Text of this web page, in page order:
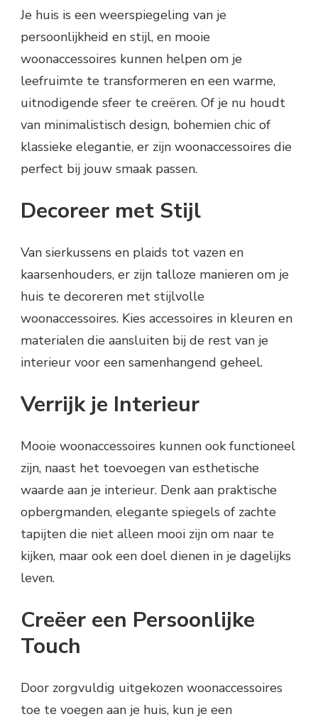
Je huis is een weerspiegeling van je
persoonlijkheid en stijl, en mooie
woonaccessoires kunnen helpen om je
leefruimte te transformeren en een warme,
uitnodigende sfeer te creëren. Of je nu houdt
van minimalistisch design, bohemien chic of
klassieke elegantie, er zijn woonaccessoires die
perfect bij jouw smaak passen.
Decoreer met Stijl
Van sierkussens en plaids tot vazen en
kaarsenhouders, er zijn talloze manieren om je
huis te decoreren met stijlvolle
woonaccessoires. Kies accessoires in kleuren en
materialen die aansluiten bij de rest van je
interieur voor een samenhangend geheel.
Verrijk je Interieur
Mooie woonaccessoires kunnen ook functioneel
zijn, naast het toevoegen van esthetische
waarde aan je interieur. Denk aan praktische
opbergmanden, elegante spiegels of zachte
tapijten die niet alleen mooi zijn om naar te
kijken, maar ook een doel dienen in je dagelijks
leven.
Creëer een Persoonlijke
Touch
Door zorgvuldig uitgekozen woonaccessoires
toe te voegen aan je huis, kun je een